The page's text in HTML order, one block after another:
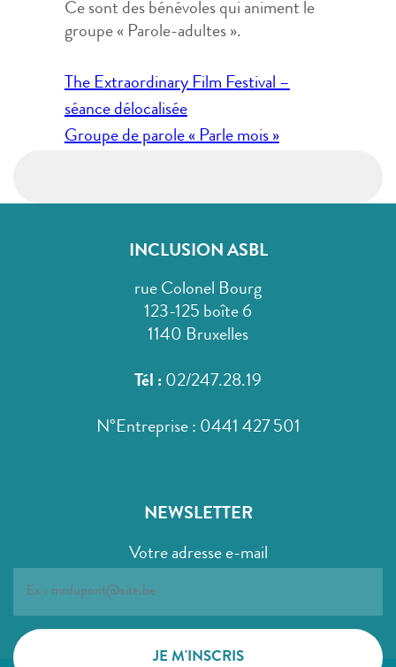
Ce sont des bénévoles qui animent le
groupe « Parole-adultes ».
Navigation
de
l’article
The Extraordinary Film Festival –
séance délocalisée
Groupe de parole « Parle mois »
INCLUSION ASBL
rue Colonel Bourg
123-125 boîte 6
1140 Bruxelles
Tél : 02/247.28.19
N°Entreprise : 0441 427 501
NEWSLETTER
Votre adresse e-mail